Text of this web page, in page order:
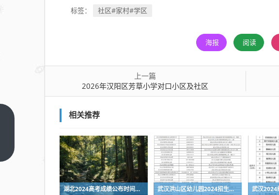
标签： 社区#家村#学区
海报 阅读
上一篇
2026年汉阳区芳草小学对口小区及社区
相关推荐
湖北2024高考成绩公布时间是什么时候 武汉洪山区幼儿园2024招生入园服务电话一览表